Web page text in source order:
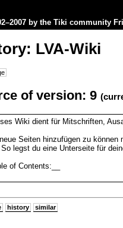
by the Tiki community
LVA-Wiki
of version: 9
Wiki dient für Mitschriften,
neue Seiten hinzufügen zu
legst du eine Unterseite für
of Contents:__
history similar